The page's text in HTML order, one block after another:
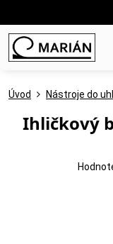
Úvod Nástroje do
Ihličkový